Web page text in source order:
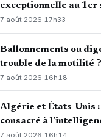
exceptionnelle au 1er
7 août 2026·17h33
Ballonnements ou
trouble de la motilité ?
7 août 2026· 16h18
Algérie et États-Unis
consacré à
7 août 2026·16h14